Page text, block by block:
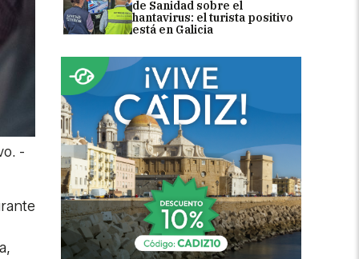
de Sanidad sobre el
hantavirus: el turista positivo
está en Galicia
-